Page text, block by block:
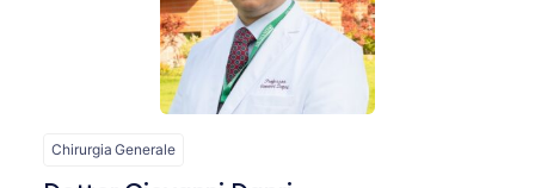
Chirurgia Generale